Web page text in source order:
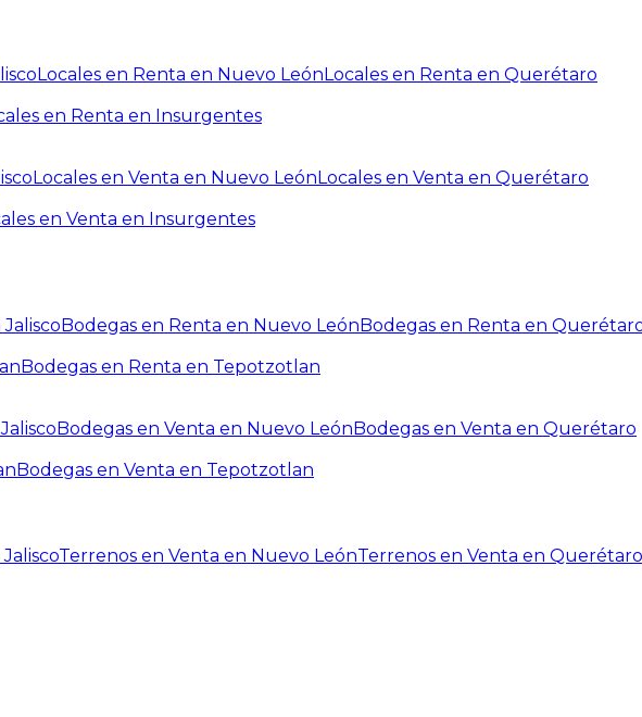
Locales en Renta en Nuevo LeónLocales en Renta en Querétaro
en Renta en Insurgentes
Locales en Venta en Nuevo LeónLocales en Venta en Querétaro
en Venta en Insurgentes
Bodegas en Renta en Nuevo LeónBodegas en Renta en
Bodegas en Renta en Tepotzotlan
Bodegas en Venta en Nuevo LeónBodegas en Venta en Querétaro
Bodegas en Venta en Tepotzotlan
Terrenos en Venta en Nuevo LeónTerrenos en Venta en Querétaro